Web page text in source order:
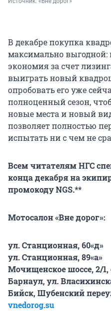
В декабре покупка
максимально выгодной:
экономия за счет
выиграть новый
опробовать его уже
полноценный сезон,
новые места и новый
позволяет полностью
испытать ни с чем не
Всем читателям НГС
конца декабря на
промокоду NGS.**
Мотосалон «Вне дорог»:
ул. Станционная, 60«д»
ул. Станционная, 89«а»
Мочищенское шоссе, 2/1,
Барнаул, ул.
Бийск, Шубенский
vnedorog.su